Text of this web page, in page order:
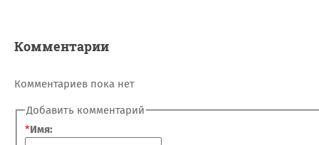
Комментарии
Комментариев пока нет
Добавить комментарий
*Имя: